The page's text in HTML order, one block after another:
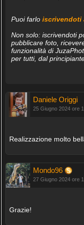
Puoi farlo iscrivendoti
Non solo: iscrivendoti
pubblicare foto,
funzionalità di
per tutti, dal
Daniele Origgi
25 Giugno 2024 ore
Realizzazione molto
Mondo96
27 Giugno 2024 ore
Grazie!